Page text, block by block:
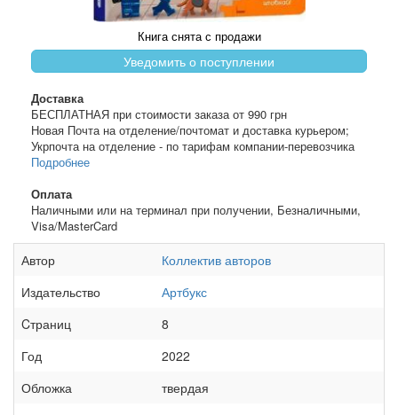
Книга снята с продажи
Уведомить о поступлении
Доставка
БЕСПЛАТНАЯ при стоимости заказа от 990 грн
Новая Почта на отделение/почтомат и доставка курьером;
Укрпочта на отделение - по тарифам компании-перевозчика
Подробнее
Оплата
Наличными или на терминал при получении, Безналичными,
Visa/MasterCard
Автор
Коллектив авторов
Издательство
Артбукс
Cтраниц
8
Год
2022
Обложка
твердая